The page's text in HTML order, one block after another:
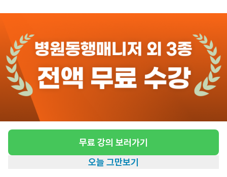
무료 강의 보러가기
오늘 그만보기